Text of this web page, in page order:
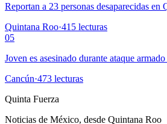
Reportan a 23 personas desaparecidas en
Quintana Roo·415 lecturas
05
Joven es asesinado durante ataque
Cancún·473 lecturas
Quinta Fuerza
Noticias de México, desde Quintana Roo